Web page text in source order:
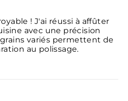
! J'ai réussi à affûter
avec une précision
variés permettent de
au polissage.